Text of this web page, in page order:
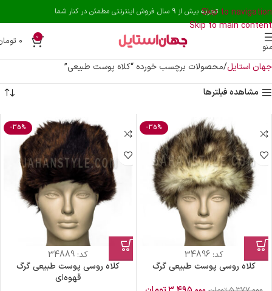
Skip to navigation
Skip to main content
تجربه بیش از 9 سال فروش اینترنتی مطمئن در کنار شما
0 ۰
جهان استایل محصولات برچسب خورده “کلاه پوست طبیعی”
مشاهده فیلترها
-35%
کد:34896
کلاه روسی پوست طبیعی گرگ
-35%
کد: 34889
کلاه روسی پوست طبیعی گرگ
قهوه‌ای